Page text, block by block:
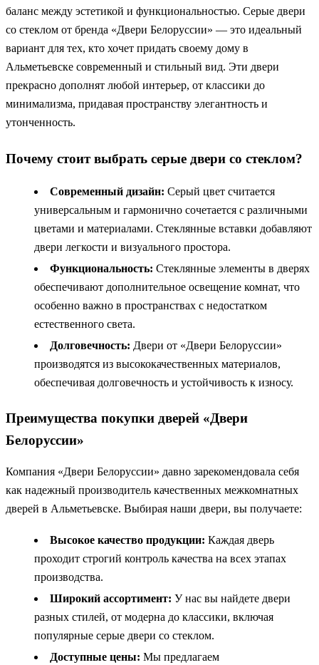
баланс между эстетикой и функциональностью. Серые двери
со стеклом от бренда «Двери Белоруссии» — это идеальный
вариант для тех, кто хочет придать своему дому в
Альметьевске современный и стильный вид. Эти двери
прекрасно дополнят любой интерьер, от классики до
минимализма, придавая пространству элегантность и
утонченность.
Почему стоит выбрать серые двери со стеклом?
Современный дизайн: Серый цвет считается
универсальным и гармонично сочетается с различными
цветами и материалами. Стеклянные вставки добавляют
двери легкости и визуального простора.
Функциональность: Стеклянные элементы в дверях
обеспечивают дополнительное освещение комнат, что
особенно важно в пространствах с недостатком
естественного света.
Долговечность: Двери от «Двери Белоруссии»
производятся из высококачественных материалов,
обеспечивая долговечность и устойчивость к износу.
Преимущества покупки дверей «Двери
Белоруссии»
Компания «Двери Белоруссии» давно зарекомендовала себя
как надежный производитель качественных межкомнатных
дверей в Альметьевске. Выбирая наши двери, вы получаете:
Высокое качество продукции: Каждая дверь
проходит строгий контроль качества на всех этапах
производства.
Широкий ассортимент: У нас вы найдете двери
разных стилей, от модерна до классики, включая
популярные серые двери со стеклом.
Доступные цены: Мы предлагаем